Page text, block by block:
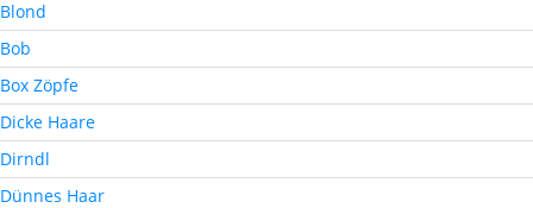
Blond
Bob
Box Zöpfe
Dicke Haare
Dirndl
Dünnes Haar